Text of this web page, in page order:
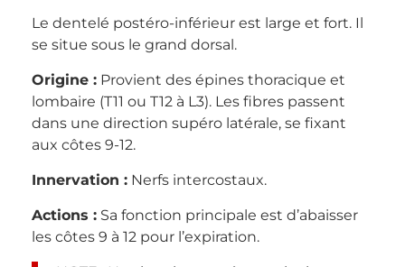
Le dentelé postéro-inférieur est large et fort. Il
se situe sous le grand dorsal.
Origine : Provient des épines thoracique et
lombaire (T11 ou T12 à L3). Les fibres passent
dans une direction supéro latérale, se fixant
aux côtes 9-12.
Innervation : Nerfs intercostaux.
Actions : Sa fonction principale est d’abaisser
les côtes 9 à 12 pour l’expiration.